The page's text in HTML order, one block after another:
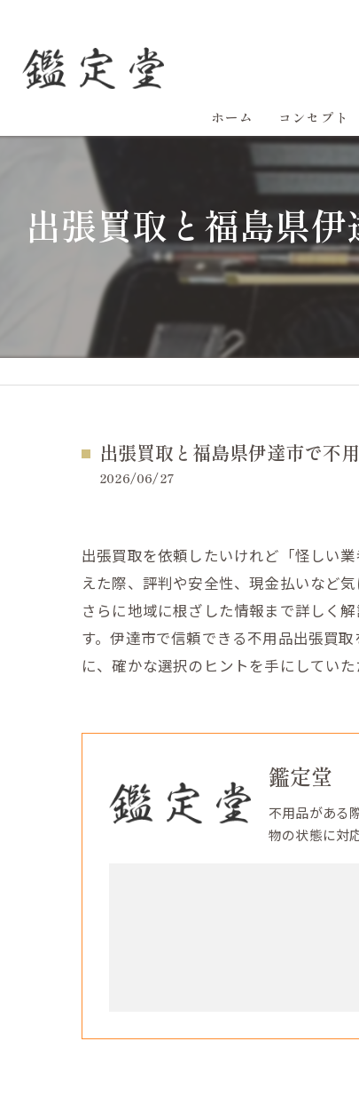
ホーム コンセプト
出張買取と福島県
出張買取と福島県伊達市で不
2026/06/27
出張買取を依頼したいけれど「怪しい
えた際、評判や安全性、現金払いなど
さらに地域に根ざした情報まで詳しく
す。伊達市で信頼できる不用品出張買
に、確かな選択のヒントを手にしていた
鑑定堂
不用品がある
物の状態に対